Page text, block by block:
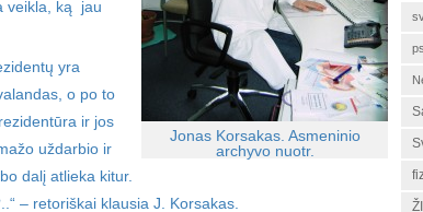
Jonas Korsakas. Asmeninio
archyvo nuotr.
veikla, ką jau
yra
o po to
ir jos
uždarbio ir
dalį atlieka kitur.
– retoriškai klausia J. Korsakas.